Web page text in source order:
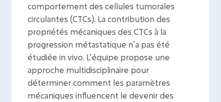
comportement des cellules tumorales
circulantes (CTCs). La contribution des
propriétés mécaniques des CTCs à la
progression métastatique n’a pas été
étudiée in vivo. L’équipe propose une
approche multidisciplinaire pour
déterminer comment les paramètres
mécaniques influencent le devenir des